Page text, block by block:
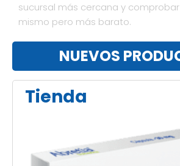
sucursal más cercana y
mismo pero más barato.
NUEVOS
Tienda